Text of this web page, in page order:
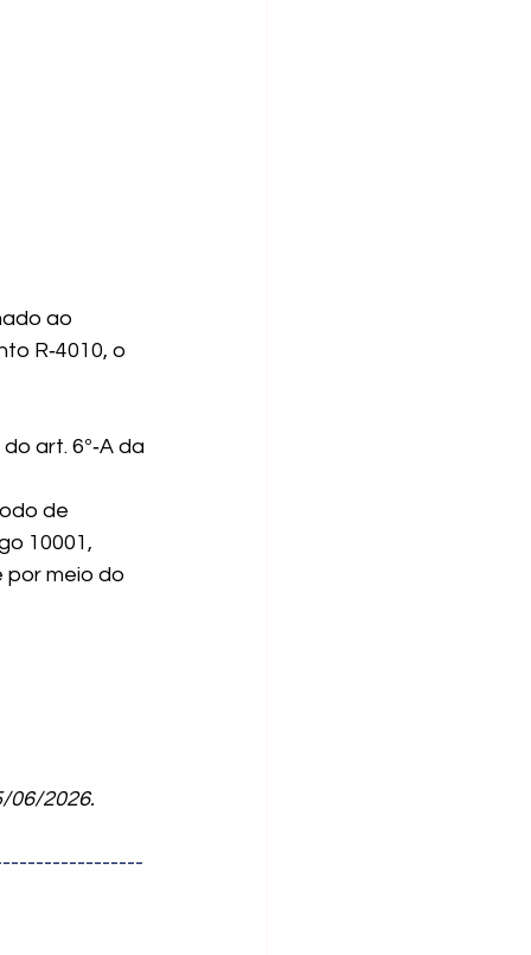
ao
R‑4010, o
art. 6º‑A da
de
10001,
por meio do
06/2026.